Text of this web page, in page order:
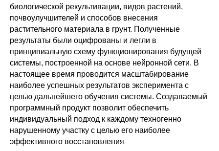
биологической рекультивации, видов растений,
почвоулучшителей и способов внесения
растительного материала в грунт. Полученные
результаты были оцифрованы и легли в
принципиальную схему функционирования будущей
системы, построенной на основе нейронной сети. В
настоящее время проводится масштабирование
наиболее успешных результатов эксперимента с
целью дальнейшего обучения системы. Создаваемый
программный продукт позволит обеспечить
индивидуальный подход к каждому техногенно
нарушенному участку с целью его наиболее
эффективного восстановления